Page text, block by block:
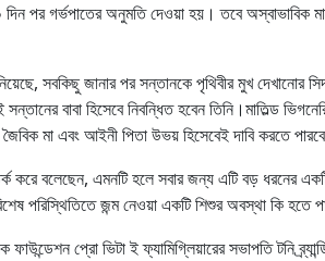
পর গর্ভপাতের অনুমতি দেওয়া হয়। তবে অস্বাভাবিক
সবকিছু জানার পর সন্তানকে পৃথিবীর মুখ দেখানোর
বাবা হিসেবে নিবন্ধিত হবেন তিনি।মাতিল্ড
মা এবং আইনী পিতা উভয় হিসেবেই দাবি করতে
করে বলেছেন, এমনটি হলে সবার জন্য এটি বড় ধরনের
পরিস্থিতিতে জন্ম নেওয়া একটি শিশুর অবস্থা কি হতে
ফাউন্ডেশন প্রো ভিটা ই ফ্যামিগ্লিয়ারের সভাপতি টনি